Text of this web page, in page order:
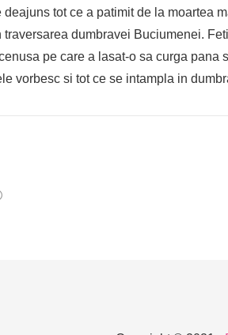
tot ce a patimit de la moartea
dumbravei Buciumenei.
pe care a lasat-o sa curga pana
vorbesc si tot ce se intampla in